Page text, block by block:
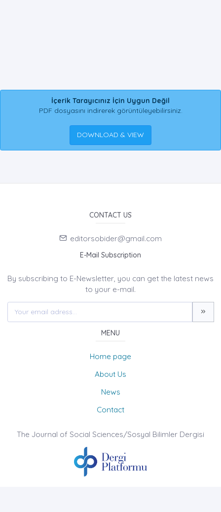
İçerik Tarayıcınız İçin Uygun Değil
PDF dosyasını indirerek görüntüleyebilirsiniz.
DOWNLOAD & VIEW
CONTACT US
editorsobider@gmail.com
E-Mail Subscription
By subscribing to E-Newsletter, you can get the latest news
to your e-mail.
MENU
Home page
About Us
News
Contact
The Journal of Social Sciences/Sosyal Bilimler Dergisi